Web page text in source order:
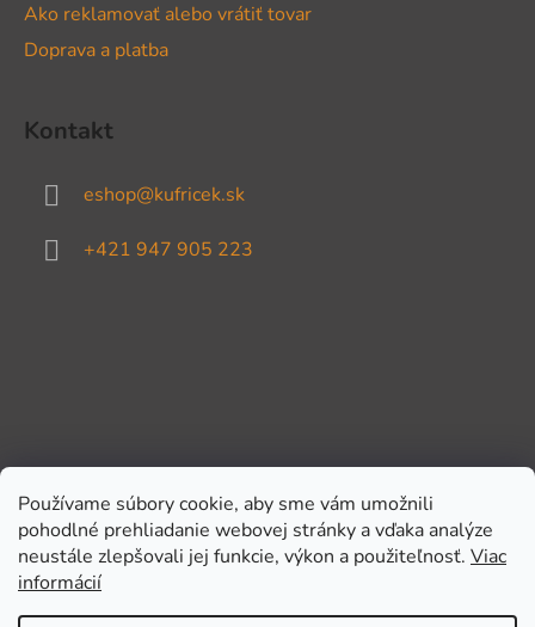
Používame súbory cookie, aby sme vám umožnili
pohodlné prehliadanie webovej stránky a vďaka analýze
neustále zlepšovali jej funkcie, výkon a použiteľnosť. Viac
informácií
Ako reklamovať alebo vrátiť tovar
Doprava a platba
Kontakt
eshop@kufricek.sk
+421 947 905 223
Prijímame online platby